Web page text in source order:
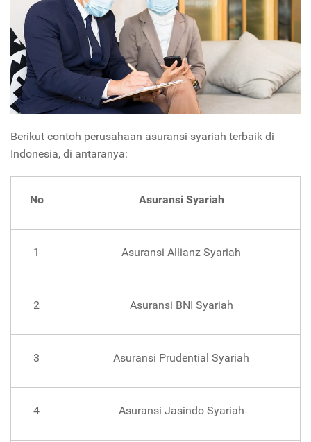
Berikut contoh perusahaan asuransi syariah terbaik di
Indonesia, di antaranya:
No Asuransi Syariah
1 Asuransi Allianz Syariah
2 Asuransi BNI Syariah
3 Asuransi Prudential Syariah
4 Asuransi Jasindo Syariah